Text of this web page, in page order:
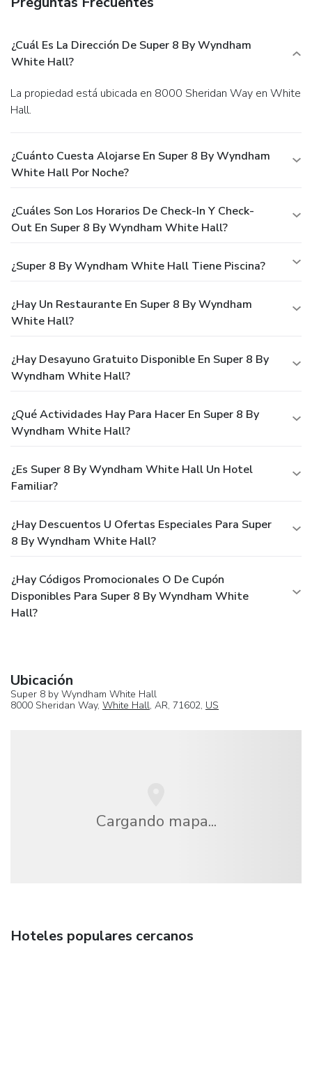
¿Cuál Es La Dirección De Super 8 By Wyndham
White Hall?
La propiedad está ubicada en 8000 Sheridan Way en White
Hall.
¿Cuánto Cuesta Alojarse En Super 8 By Wyndham
White Hall Por Noche?
¿Cuáles Son Los Horarios De Check-In Y Check-
Out En Super 8 By Wyndham White Hall?
¿Super 8 By Wyndham White Hall Tiene Piscina?
¿Hay Un Restaurante En Super 8 By Wyndham
White Hall?
¿Hay Desayuno Gratuito Disponible En Super 8 By
Wyndham White Hall?
¿Qué Actividades Hay Para Hacer En Super 8 By
Wyndham White Hall?
¿Es Super 8 By Wyndham White Hall Un Hotel
Familiar?
¿Hay Descuentos U Ofertas Especiales Para Super
8 By Wyndham White Hall?
¿Hay Códigos Promocionales O De Cupón
Disponibles Para Super 8 By Wyndham White
Hall?
Ubicación
Super 8 by Wyndham White Hall
8000 Sheridan Way, White Hall, AR, 71602, US
Cargando mapa...
Hoteles populares cercanos